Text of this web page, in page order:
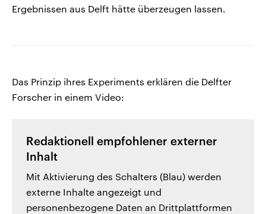
Ergebnissen aus Delft hätte überzeugen lassen.
Das Prinzip ihres Experiments erklären die Delfter
Forscher in einem Video:
Redaktionell empfohlener externer
Inhalt
Mit Aktivierung des Schalters (Blau) werden
externe Inhalte angezeigt und
personenbezogene Daten an Drittplattformen